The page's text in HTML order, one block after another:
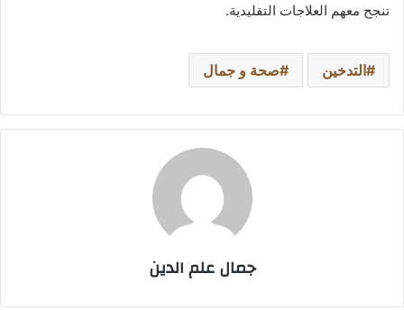
تنجح معهم العلاجات التقليدية.
التدخين صحة و جمال
جمال علم الدين